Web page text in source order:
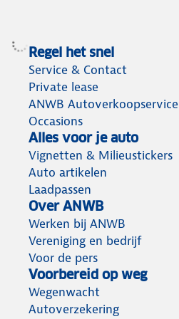
Regel het snel
Service & Contact
Private lease
ANWB Autoverkoopservice
Occasions
Alles voor je auto
Vignetten & Milieustickers
Auto artikelen
Laadpassen
Over ANWB
Werken bij ANWB
Vereniging en bedrijf
Voor de pers
Voorbereid op weg
Wegenwacht
Autoverzekering